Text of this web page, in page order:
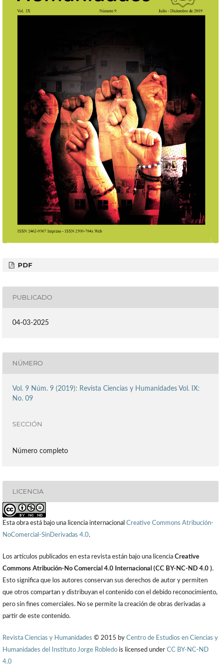
PDF
PUBLICADO
04-03-2025
NÚMERO
Vol. 9 Núm. 9 (2019): Revista Ciencias y Humanidades Vol. IX:
No. 09
SECCIÓN
Número completo
LICENCIA
Esta obra está bajo una licencia internacional Creative Commons Atribución-
NoComercial-SinDerivadas 4.0.
Los artículos publicados en esta revista están bajo una licencia Creative
Commons Atribución-No Comercial 4.0 Internacional (CC BY-NC-ND 4.0 ).
Esto significa que los autores conservan sus derechos de autor y permiten
que otros compartan y distribuyan el contenido con el debido reconocimiento,
pero sin fines comerciales. No se permite la creación de obras derivadas a
partir de este contenido.
Revista Ciencias y Humanidades © 2015 by Centro de Estudios en Ciencias y
Humanidades del Instituto Jorge Robledo is licensed under CC BY-NC-ND
4.0